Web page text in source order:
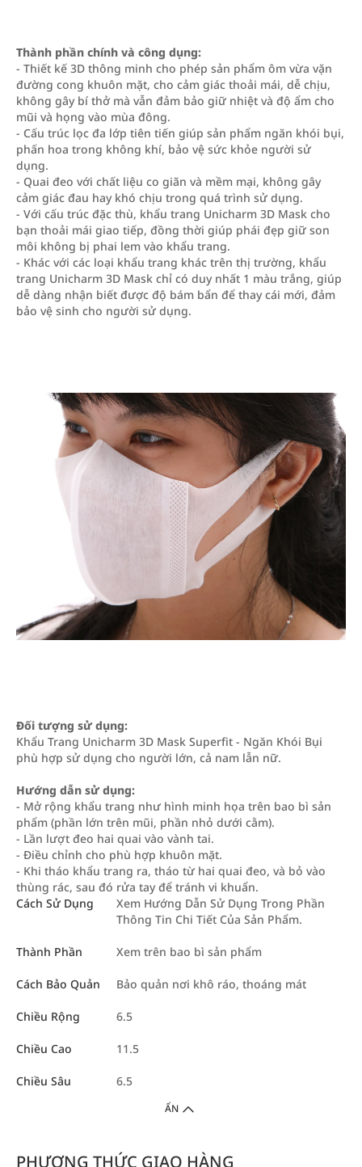
Thành phần chính và công dụng:
- Thiết kế 3D thông minh cho phép sản phẩm ôm vừa vặn
đường cong khuôn mặt, cho cảm giác thoải mái, dễ chịu,
không gây bí thở mà vẫn đảm bảo giữ nhiệt và độ ẩm cho
mũi và họng vào mùa đông.
- Cấu trúc lọc đa lớp tiên tiến giúp sản phẩm ngăn khói bụi,
phấn hoa trong không khí, bảo vệ sức khỏe người sử
dụng.
- Quai đeo với chất liệu co giãn và mềm mại, không gây
cảm giác đau hay khó chịu trong quá trình sử dụng.
- Với cấu trúc đặc thù, khẩu trang Unicharm 3D Mask cho
bạn thoải mái giao tiếp, đồng thời giúp phái đẹp giữ son
môi không bị phai lem vào khẩu trang.
- Khác với các loại khẩu trang khác trên thị trường, khẩu
trang Unicharm 3D Mask chỉ có duy nhất 1 màu trắng, giúp
dễ dàng nhận biết được độ bám bẩn để thay cái mới, đảm
bảo vệ sinh cho người sử dụng.
Đối tượng sử dụng:
Khẩu Trang Unicharm 3D Mask Superfit - Ngăn Khói Bụi
phù hợp sử dụng cho người lớn, cả nam lẫn nữ.
Hướng dẫn sử dụng:
- Mở rộng khẩu trang như hình minh họa trên bao bì sản
phẩm (phần lớn trên mũi, phần nhỏ dưới cằm).
- Lần lượt đeo hai quai vào vành tai.
- Điều chỉnh cho phù hợp khuôn mặt.
- Khi tháo khẩu trang ra, tháo từ hai quai đeo, và bỏ vào
thùng rác, sau đó rửa tay để tránh vi khuẩn.
Cách Sử Dụng
Xem Hướng Dẫn Sử Dụng Trong Phần
Thông Tin Chi Tiết Của Sản Phẩm.
Thành Phần Xem trên bao bì sản phẩm
Cách Bảo Quản Bảo quản nơi khô ráo, thoáng mát
Chiều Rộng 6.5
Chiều Cao 11.5
Chiều Sâu 6.5
ẨN
PHƯƠNG THỨC GIAO HÀNG